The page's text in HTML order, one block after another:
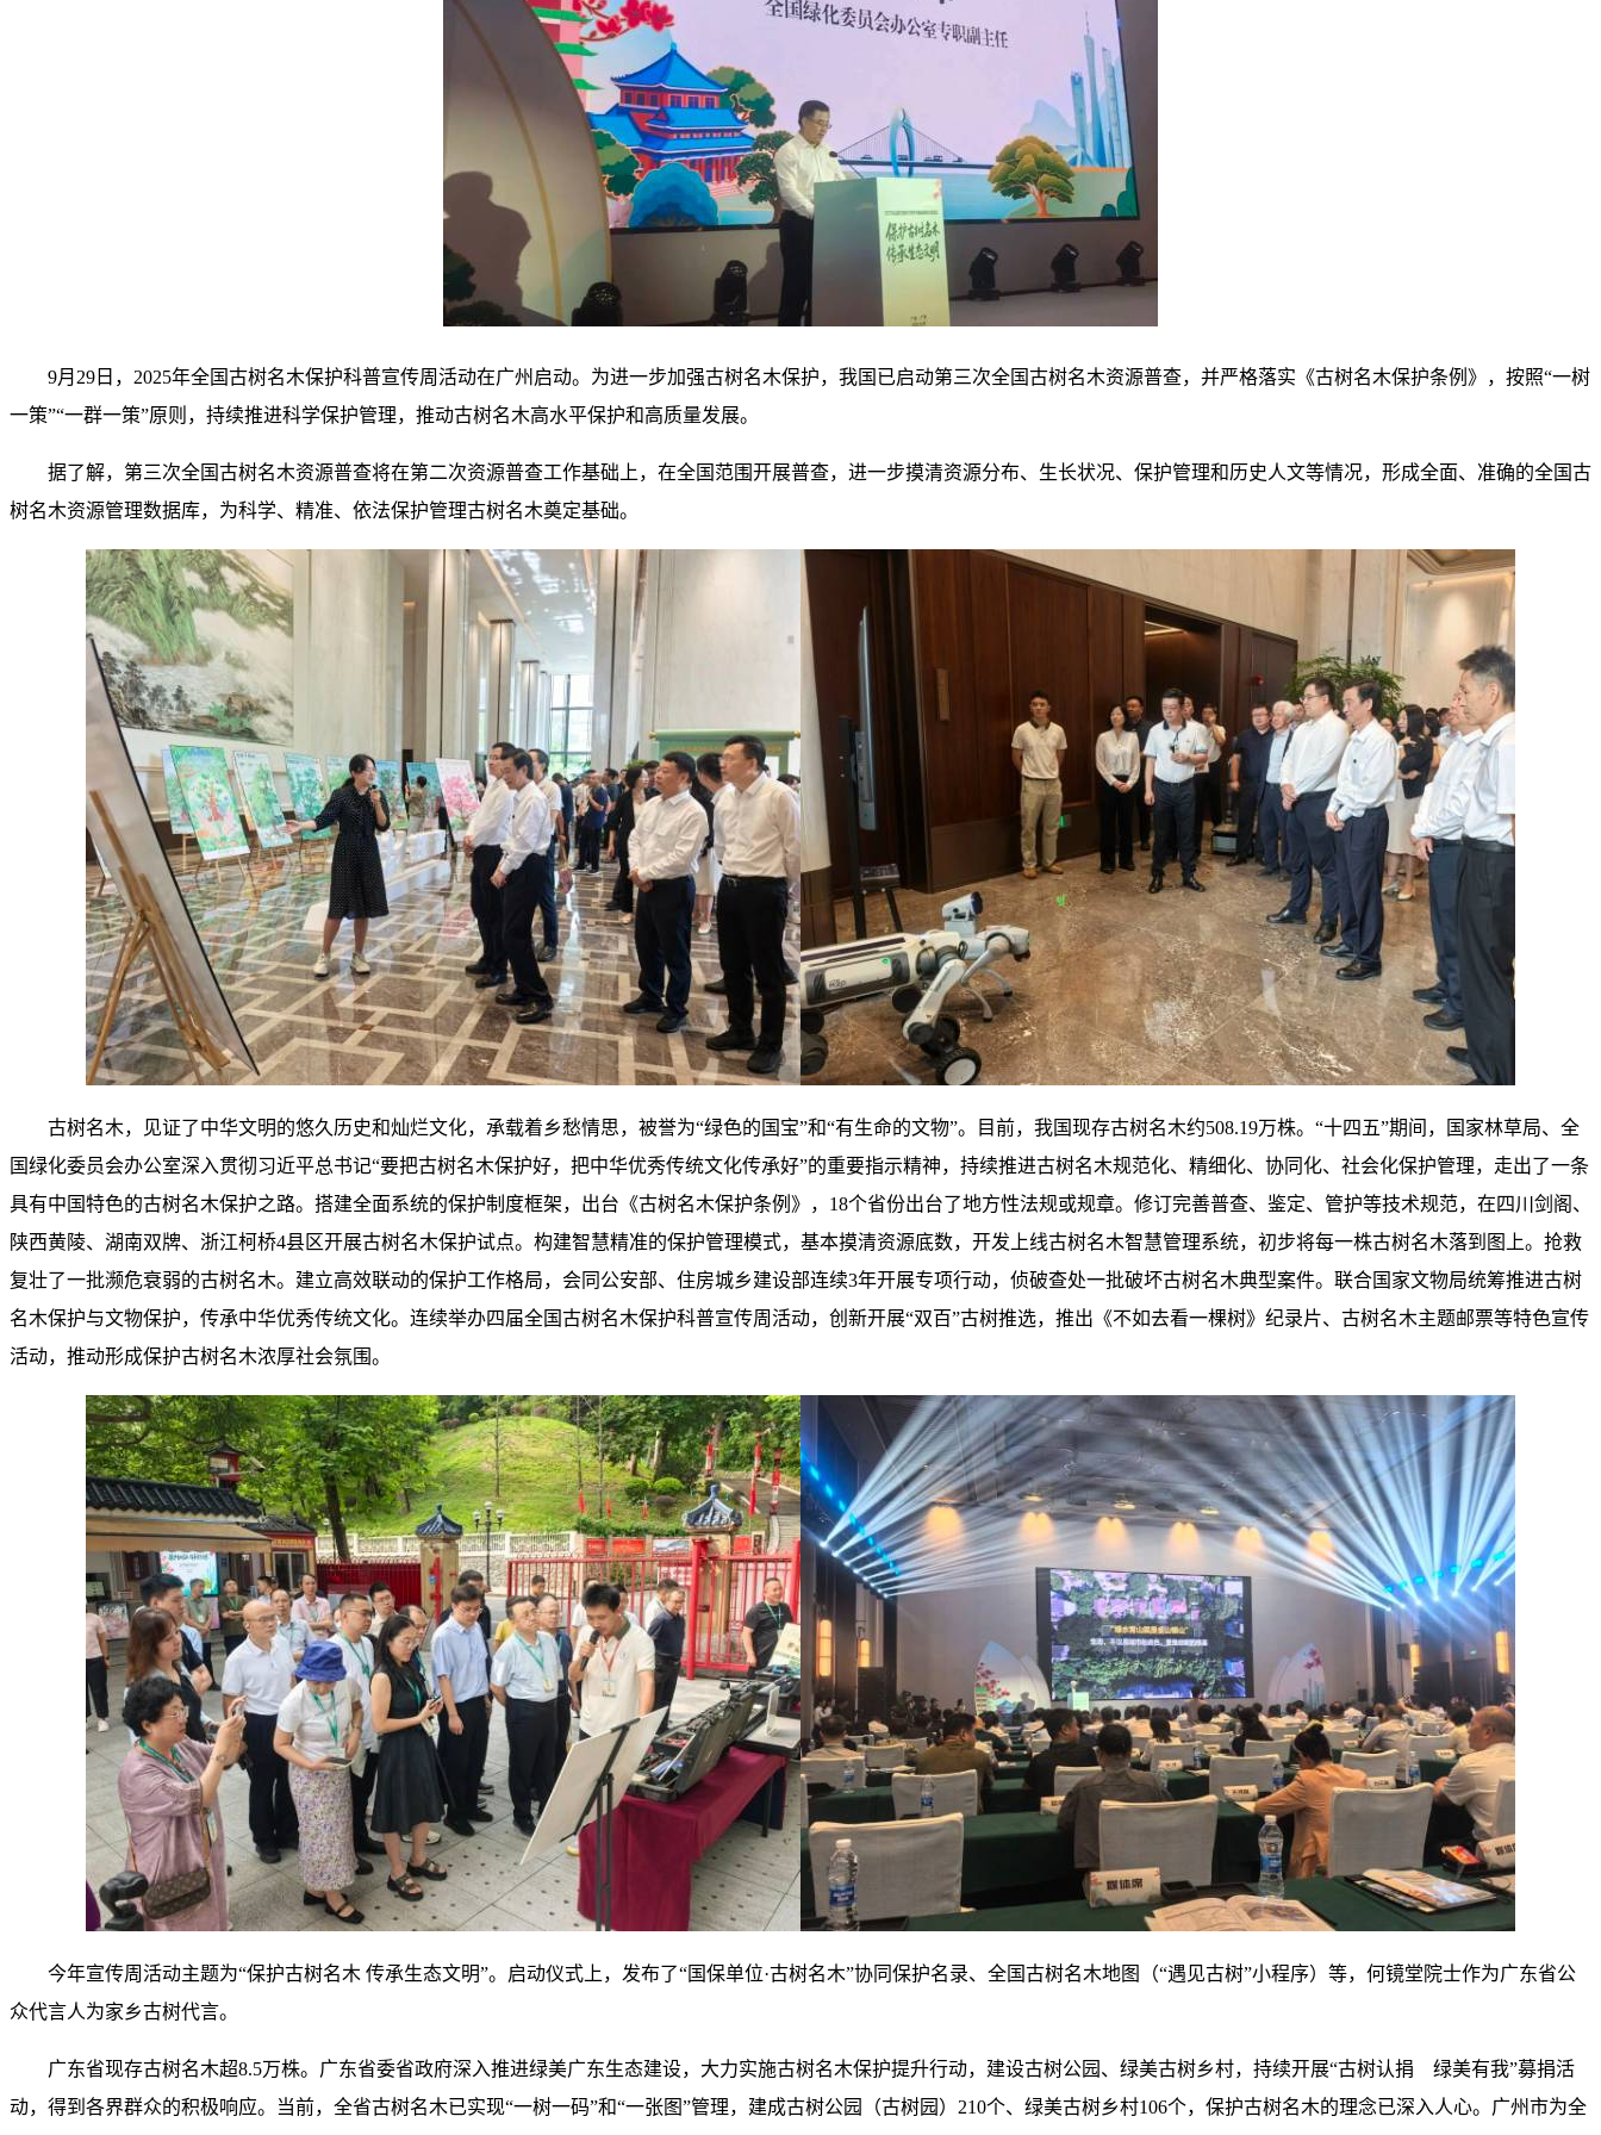
9月29日，2025年全国古树名木保护科普宣传周活动在广州启动。为进一步加强古树名木保护，我国已启动第三次全国古树名木资源普查，并严格落实《古树名木保护条例》，按照“一树
一策”“一群一策”原则，持续推进科学保护管理，推动古树名木高水平保护和高质量发展。
据了解，第三次全国古树名木资源普查将在第二次资源普查工作基础上，在全国范围开展普查，进一步摸清资源分布、生长状况、保护管理和历史人文等情况，形成全面、准确的全国古
树名木资源管理数据库，为科学、精准、依法保护管理古树名木奠定基础。
古树名木，见证了中华文明的悠久历史和灿烂文化，承载着乡愁情思，被誉为“绿色的国宝”和“有生命的文物”。目前，我国现存古树名木约508.19万株。“十四五”期间，国家林草局、全
国绿化委员会办公室深入贯彻习近平总书记“要把古树名木保护好，把中华优秀传统文化传承好”的重要指示精神，持续推进古树名木规范化、精细化、协同化、社会化保护管理，走出了一条
具有中国特色的古树名木保护之路。搭建全面系统的保护制度框架，出台《古树名木保护条例》，18个省份出台了地方性法规或规章。修订完善普查、鉴定、管护等技术规范，在四川剑阁、
陕西黄陵、湖南双牌、浙江柯桥4县区开展古树名木保护试点。构建智慧精准的保护管理模式，基本摸清资源底数，开发上线古树名木智慧管理系统，初步将每一株古树名木落到图上。抢救
复壮了一批濒危衰弱的古树名木。建立高效联动的保护工作格局，会同公安部、住房城乡建设部连续3年开展专项行动，侦破查处一批破坏古树名木典型案件。联合国家文物局统筹推进古树
名木保护与文物保护，传承中华优秀传统文化。连续举办四届全国古树名木保护科普宣传周活动，创新开展“双百”古树推选，推出《不如去看一棵树》纪录片、古树名木主题邮票等特色宣传
活动，推动形成保护古树名木浓厚社会氛围。
今年宣传周活动主题为“保护古树名木 传承生态文明”。启动仪式上，发布了“国保单位·古树名木”协同保护名录、全国古树名木地图（“遇见古树”小程序）等，何镜堂院士作为广东省公
众代言人为家乡古树代言。
广东省现存古树名木超8.5万株。广东省委省政府深入推进绿美广东生态建设，大力实施古树名木保护提升行动，建设古树公园、绿美古树乡村，持续开展“古树认捐 绿美有我”募捐活
动，得到各界群众的积极响应。当前，全省古树名木已实现“一树一码”和“一张图”管理，建成古树公园（古树园）210个、绿美古树乡村106个，保护古树名木的理念已深入人心。广州市为全